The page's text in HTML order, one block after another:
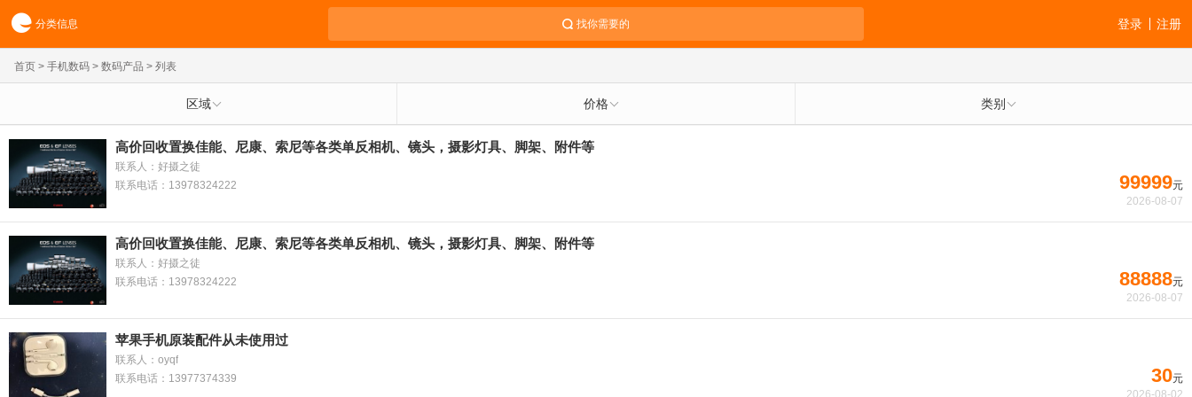
分类信息 找你需要的 注册
登录
首页 > 手机数码 > 数码产品 > 列表
区域 价格 类别
高价回收置换佳能、尼康、索尼等各类单反相机、镜头，摄影灯具、脚架、附件等
联系人：好摄之徒
联系电话：13978324222
99999元
2026-08-07
高价回收置换佳能、尼康、索尼等各类单反相机、镜头，摄影灯具、脚架、附件等
联系人：好摄之徒
联系电话：13978324222
88888元
2026-08-07
苹果手机原装配件从未使用过
联系人：oyqf
联系电话：13977374339
30元
2026-08-02